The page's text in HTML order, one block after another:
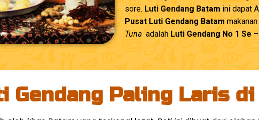
sore.Luti Gendang Batam ini dapat
Pusat Luti Gendang Batam
TunaadalahLuti Gendang No 1 Se
Gendang Paling Laris di